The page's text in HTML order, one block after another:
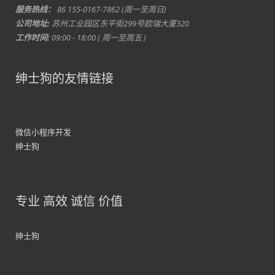
服务热线： 86 155-0167-7862 (周一至周日)
公司地址: 苏州工业园区东平街299号欧瑞大厦320
工作时间: 09:00 - 18:00 ( 周一至周五 )
绅士狗的友情链接
微信小程序开发
绅士狗
专业 高效 诚信 价值
绅士狗